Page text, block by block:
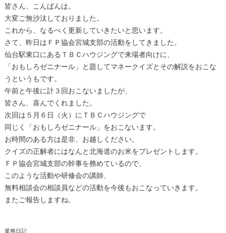
皆さん、こんばんは。
大変ご無沙汰しておりました。
これから、なるべく更新していきたいと思います。
さて、昨日はＦＰ協会宮城支部の活動をしてきました。
仙台駅東口にあるＴＢＣハウジングで来場者向けに、
「おもしろゼニナール」と題してマネークイズとその解説をおこな
うというもです。
午前と午後に計３回おこないましたが、
皆さん、喜んでくれました。
次回は５月６日（火）にＴＢＣハウジングで
同じく「おもしろゼニナール」をおこないます。
お時間のある方は是非、お越しください。
クイズの正解者にはなんと北海道のお米をプレゼントします。
ＦＰ協会宮城支部の幹事を務めているので、
このような活動や研修会の講師、
無料相談会の相談員などの活動を今後もおこなっていきます。
またご報告しますね。